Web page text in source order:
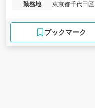
勤務地
東京都千代田区
ブックマーク